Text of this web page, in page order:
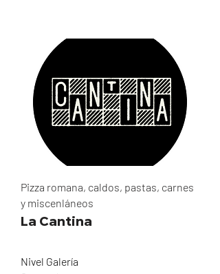
Pizza romana, caldos, pastas, carnes
y miscenláneos
La Cantina
Nivel Galería